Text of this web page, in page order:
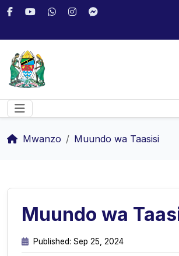
Mwanzo Muundo wa Taasisi
Muundo wa
Published: Sep 25, 2024